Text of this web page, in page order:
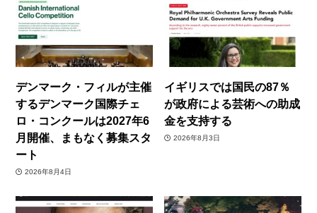
デンマーク・フィルが主催
するデンマーク国際チェ
ロ・コンクールは2027年6
月開催、まもなく募集スタ
ート
2026年8月4日
イギリスでは国民の87％
が政府による芸術への助成
金を支持する
2026年8月3日